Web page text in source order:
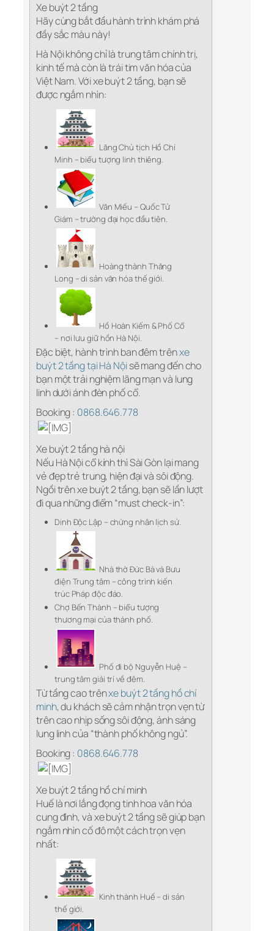
Xe buýt 2 tầng
Hãy cùng bắt đầu hành trình khám phá
đầy sắc màu này!
Hà Nội không chỉ là trung tâm chính trị,
kinh tế mà còn là trái tim văn hóa của
Việt Nam. Với xe buýt 2 tầng, bạn sẽ
được ngắm nhìn:
Lăng Chủ tịch Hồ Chí
Minh – biểu tượng linh thiêng.
Văn Miếu – Quốc Tử
Giám – trường đại học đầu tiên.
Hoàng thành Thăng
Long – di sản văn hóa thế giới.
Hồ Hoàn Kiếm & Phố Cổ
– nơi lưu giữ hồn Hà Nội.
Đặc biệt, hành trình ban đêm trênxe
buýt 2 tầng tại Hà Nộisẽ mang đến cho
bạn một trải nghiệm lãng mạn và lung
linh dưới ánh đèn phố cổ.
Booking : 0868.646.778
Xe buýt 2 tầng hà nội
Nếu Hà Nội cổ kính thì Sài Gòn lại mang
vẻ đẹp trẻ trung, hiện đại và sôi động.
Ngồi trên xe buýt 2 tầng, bạn sẽ lần lượt
đi qua những điểm “must check-in”:
Dinh Độc Lập – chứng nhân lịch sử.
Nhà thờ Đức Bà và Bưu
điện Trung tâm – công trình kiến
trúc Pháp độc đáo.
Chợ Bến Thành – biểu tượng
thương mại của thành phố.
Phố đi bộ Nguyễn Huệ –
trung tâm giải trí về đêm.
Từ tầng cao trênxe buýt 2 tầng hồ chí
minh, du khách sẽ cảm nhận trọn vẹn từ
trên cao nhịp sống sôi động, ánh sáng
lung linh của “thành phố không ngủ”.
Booking : 0868.646.778
Xe buýt 2 tầng hồ chí minh
Huế là nơi lắng đọng tinh hoa văn hóa
cung đình, và xe buýt 2 tầng sẽ giúp bạn
ngắm nhìn cố đô một cách trọn vẹn
nhất:
Kinh thành Huế – di sản
thế giới.